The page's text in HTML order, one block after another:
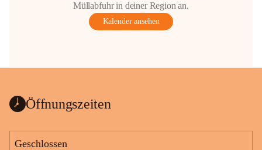
Müllabfuhr in deiner Region an.
Kalender ansehen
Öffnungszeiten
Geschlossen